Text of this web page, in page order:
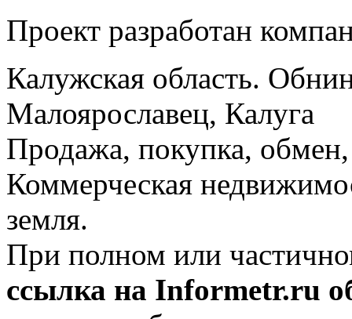
Проект разработан
Калужская область.
Малоярославец, Калуга
Продажа, покупка, обмен,
Коммерческая
земля.
При полном или
ссылка на Informetr.ru